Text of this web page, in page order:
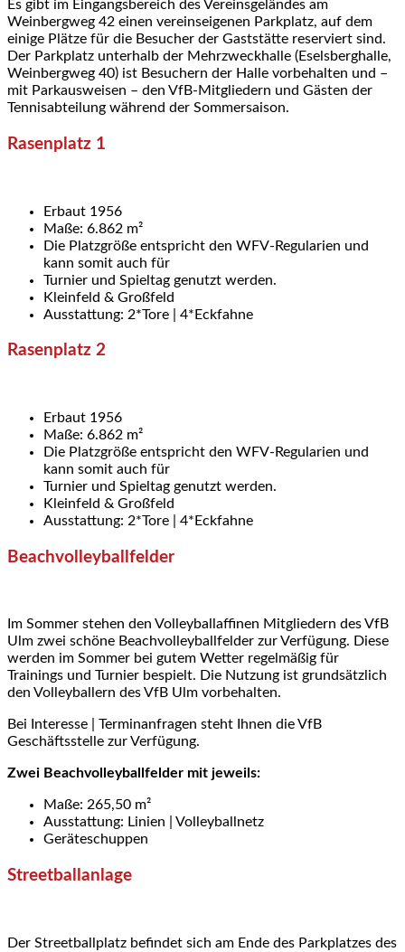
Es gibt im Eingangsbereich des Vereinsgeländes am
Weinbergweg 42 einen vereinseigenen Parkplatz, auf dem
einige Plätze für die Besucher der Gaststätte reserviert sind.
Der Parkplatz unterhalb der Mehrzweckhalle (Eselsberghalle,
Weinbergweg 40) ist Besuchern der Halle vorbehalten und –
mit Parkausweisen – den VfB-Mitgliedern und Gästen der
Tennisabteilung während der Sommersaison.
Rasenplatz 1
Erbaut 1956
Maße: 6.862 m²
Die Platzgröße entspricht den WFV-Regularien und
kann somit auch für
Turnier und Spieltag genutzt werden.
Kleinfeld & Großfeld
Ausstattung: 2*Tore | 4*Eckfahne
Rasenplatz 2
Erbaut 1956
Maße: 6.862 m²
Die Platzgröße entspricht den WFV-Regularien und
kann somit auch für
Turnier und Spieltag genutzt werden.
Kleinfeld & Großfeld
Ausstattung: 2*Tore | 4*Eckfahne
Beachvolleyballfelder
Im Sommer stehen den Volleyballaffinen Mitgliedern des VfB
Ulm zwei schöne Beachvolleyballfelder zur Verfügung. Diese
werden im Sommer bei gutem Wetter regelmäßig für
Trainings und Turnier bespielt. Die Nutzung ist grundsätzlich
den Volleyballern des VfB Ulm vorbehalten.
Bei Interesse | Terminanfragen steht Ihnen die VfB
Geschäftsstelle zur Verfügung.
Zwei Beachvolleyballfelder mit jeweils:
Maße: 265,50 m²
Ausstattung: Linien | Volleyballnetz
Geräteschuppen
Streetballanlage
Der Streetballplatz befindet sich am Ende des Parkplatzes des